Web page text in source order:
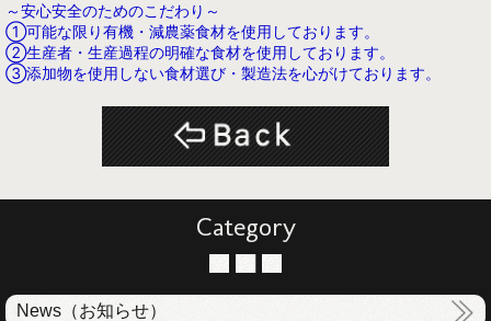
～安心安全のためのこだわり～
①可能な限り有機・減農薬食材を使用しております。
②生産者・生産過程の明確な食材を使用しております。
③添加物を使用しない食材選び・製造法を心がけております。
Category
News（お知らせ）